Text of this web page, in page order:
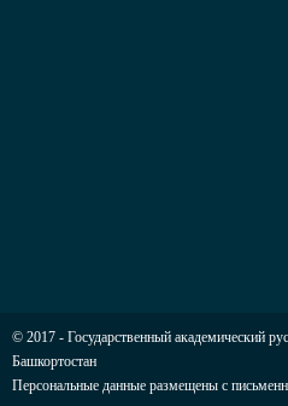
© 2017 - Государственный академический
Башкортостан
Персональные данные размещены с